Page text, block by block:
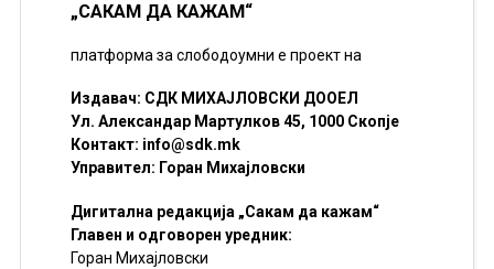
„САКАМ ДА КАЖАМ“
платформа за слободоумни е проект на
Издавач: СДК МИХАЈЛОВСКИ ДООЕЛ
Ул. Александар Мартулков 45, 1000 Скопје
Контакт: info@sdk.mk
Управител: Горан Михајловски
Дигитална редакција „Сакам да кажам“
Главен и одговорен уредник:
Горан Михајловски